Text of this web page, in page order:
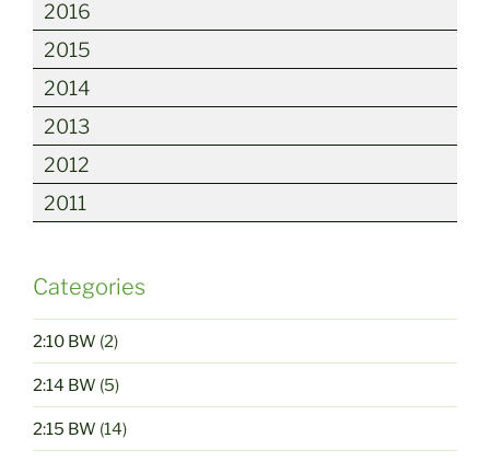
2016
2015
2014
2013
2012
2011
Categories
2:10 BW (2)
2:14 BW (5)
2:15 BW (14)